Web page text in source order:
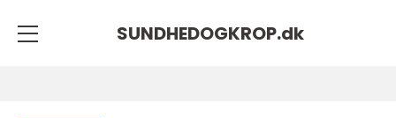
SUNDHEDOGKROP.dk